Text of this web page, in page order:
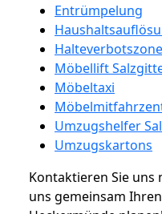
Entrümpelung
Möbellift
Möbeltaxi
Umzugshelfer
Umzugskartons
Kontaktieren Sie uns
uns gemeinsam